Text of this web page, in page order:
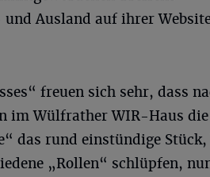
Ausland auf ihrer
freuen sich sehr, dass
im Wülfrather WIR-Haus die
das rund einstündige Stück,
„Rollen“ schlüpfen,